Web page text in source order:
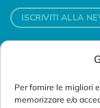
Per fornire le migliori
memorizzare e/o
ISCRIVITI ALLA
Padova